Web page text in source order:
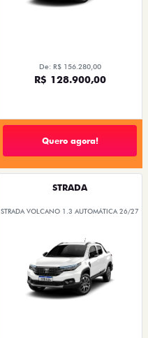
De: R$ 156.280,00
R$ 128.900,00
Quero agora!
STRADA
STRADA VOLCANO 1.3 AUTOMÁTICA 26/27